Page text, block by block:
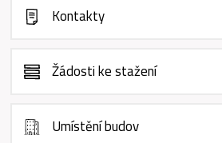
Kontakty
Žádosti ke stažení
Umístění budov